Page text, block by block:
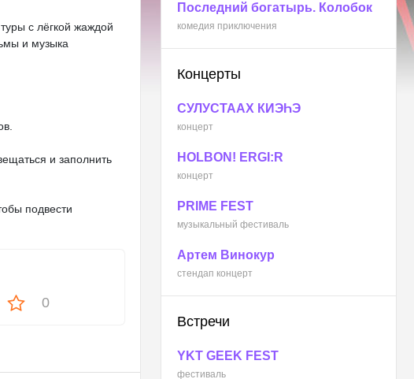
с лёгкой жаждой
и музыка
и заполнить
подвести
0
Последний богатырь. Колобок
комедия приключения
Концерты
СУЛУСТААХ КИЭҺЭ
концерт
HOLBON! ERGI:R
концерт
PRIME FEST
музыкальный фестиваль
Артем Винокур
стендап концерт
Встречи
YKT GEEK FEST
фестиваль